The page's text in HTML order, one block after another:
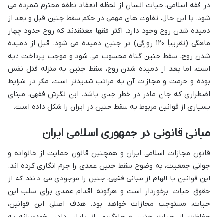
در فقه اسلامی، حیات انسان از لحظه انعقاد نطفه محترم شمرده می
شود. با این حال، تفاوت های مهمی در حکم سقط جنین قبل و بعد از
دمیده شدن روح وجود دارد. اکثر فقها معتقدند که روح حدود چهار
ماهگی (تقریباً ۱۲۰ روزگی) در جنین دمیده می شود. قبل از دمیده
شدن روح، سقط جنین گناه محسوب می شود و موجب پرداخت دیه
است، اما بعد از دمیده شدن روح، سقط جنین به منزله قتل نفس
بوده و حرمت و مجازات آن به مراتب شدیدتر است، مگر در شرایط
اضطراری که جان مادر در خطر جدی باشد. این نگرش فقهی، مبنای
بسیاری از قوانین مربوط به سقط جنین در ایران را شکل داده است.
مبانی قانونی در جمهوری اسلامی ایران
قانون مجازات اسلامی ایران و همچنین قانون حمایت از خانواده و
جوانی جمعیت، به وضوح سقط جنین عمدی را جرم انگاری کرده اند.
این قوانین با الهام از مبانی فقهی، جنین را موجودی می دانند که از
حقوق حیات برخوردار است و هرگونه اقدام عمدی برای سلب این
حیات، مستوجب مجازات خواهد بود. هدف اصلی این قوانین،